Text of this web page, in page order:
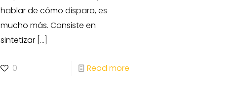
hablar de cómo disparo, es
mucho más. Consiste en
sintetizar […]
0 Read more